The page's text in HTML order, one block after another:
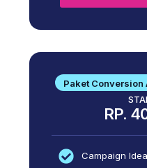
Paket Conversion
RP.
Campaign